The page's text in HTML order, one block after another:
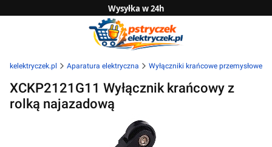
Wysyłka w 24h
Zwrot do 14 dni
Sprawdź naszą ofertę B2B
Aparatura elektryczna Wyłączniki krańcowe przemysłowe
XCKP2121G11 Wyłącznik krańcowy z
rolką najazadową